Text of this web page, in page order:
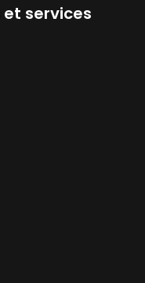
services